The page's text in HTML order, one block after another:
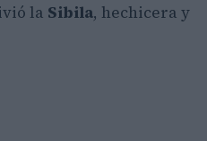
la Sibila, hechicera y